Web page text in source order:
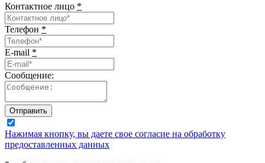
Контактное лицо *
Телефон *
E-mail *
Сообщение:
Отправить
Нажимая кнопку, вы даете свое согласие на обработку
предоставленных данных